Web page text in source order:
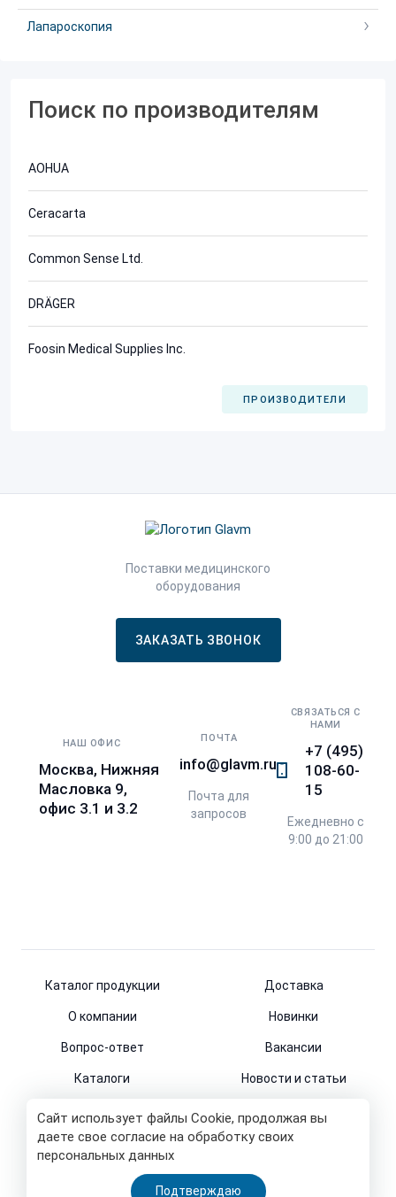
Сайт использует файлы Cookie, продолжая вы
даете свое согласие на обработку своих
персональных данных
Подтверждаю
Лапароскопия
Поиск по производителям
AOHUA
Ceracarta
Common Sense Ltd.
DRÄGER
Foosin Medical Supplies Inc.
ПРОИЗВОДИТЕЛИ
Поставки медицинского
оборудования
ЗАКАЗАТЬ ЗВОНОК
НАШ ОФИС
Москва, Нижняя
Масловка 9,
офис 3.1 и 3.2
ПОЧТА
info@glavm.ru
Почта для
запросов
СВЯЗАТЬСЯ С
НАМИ
+7 (495)
108-60-
15
Ежедневно с
9:00 до 21:00
Каталог продукции Доставка
О компании Новинки
Вопрос-ответ Вакансии
Каталоги Новости и статьи
© 2011-2026
Все права защищены